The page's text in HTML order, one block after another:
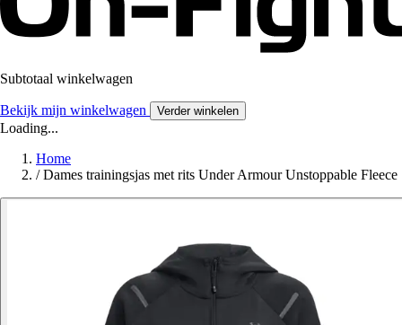
Subtotaal winkelwagen
Bekijk mijn winkelwagen Verder winkelen
Loading...
Home
/ Dames trainingsjas met rits Under Armour Unstoppable Fleece